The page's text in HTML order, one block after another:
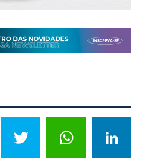
Facebook
Twitter